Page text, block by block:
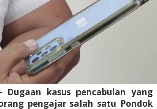
Dugaan kasus pencabulan yang
pengajar salah satu Pondok